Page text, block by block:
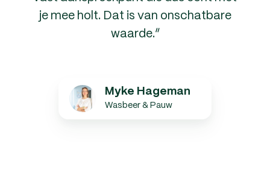
je mee holt. Dat is van onschatbare
waarde.”
Myke Hageman
Wasbeer & Pauw
Myke
Hageman